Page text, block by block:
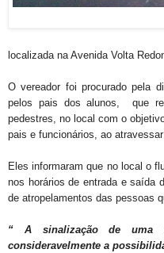
localizada na Avenida Volta
O vereador foi procurado pela
pelos pais dos alunos, que
pedestres, no local com o
pais e funcionários, ao
Eles informaram que no local o
nos horários de entrada e saída
de atropelamentos das pessoas
“ A sinalização de uma
consideravelmente a